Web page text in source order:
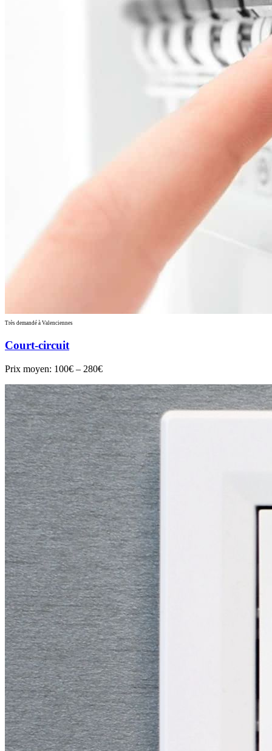
Très demandé à Valenciennes
Court-circuit
Prix moyen: 100€ – 280€